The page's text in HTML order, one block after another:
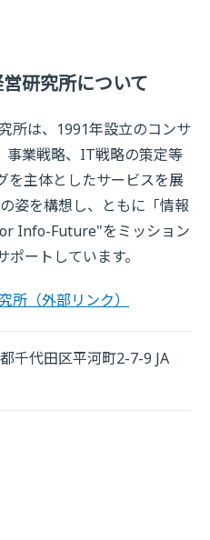
研究所について
所は、1991年設立のコンサ
事業戦略、IT戦略の策定等
を主体としたサービスを展
姿を構想し、ともに「情報
Info-Future"をミッション
ートしています。
所 （外部リンク）
千代田区平河町2-7-9 JA